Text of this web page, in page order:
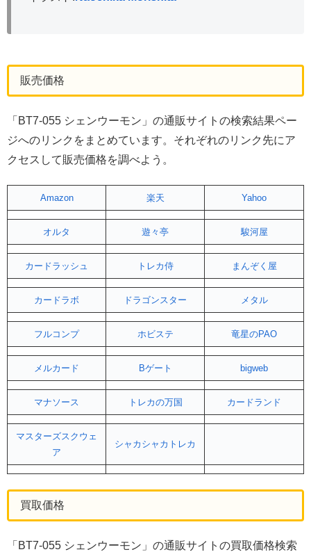
販売価格
「BT7-055 シェンウーモン」の通販サイトの検索結果ペー
ジへのリンクをまとめています。それぞれのリンク先にア
クセスして販売価格を調べよう。
Amazon 楽天 Yahoo
オルタ 遊々亭 駿河屋
カードラッシュ トレカ侍 まんぞく屋
カードラボ ドラゴンスター メタル
フルコンプ ホビステ 竜星のPAO
メルカード Bゲート bigweb
マナソース トレカの万国 カードランド
マスターズスクウェ
ア
シャカシャカトレカ
買取価格
「BT7-055 シェンウーモン」の通販サイトの買取価格検索